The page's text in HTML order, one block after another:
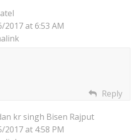
2017 at 6:53 AM
Reply
kr singh Bisen Rajput
2017 at 4:58 PM